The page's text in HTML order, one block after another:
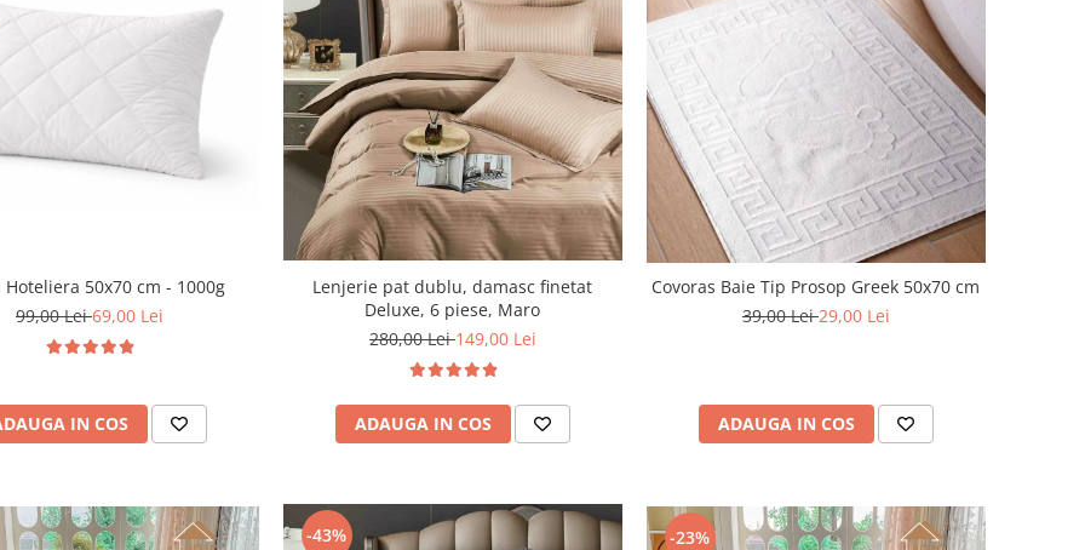
Hoteliera 50x70 cm - 1000g
99,00 Lei69,00 Lei
IN COS
Lenjerie pat dublu, damasc finetat
Deluxe, 6 piese, Maro
280,00 Lei149,00 Lei
ADAUGA IN COS
Covoras Baie Tip Prosop Greek 50x70 cm
39,00 Lei29,00 Lei
ADAUGA IN COS
-43% -23%